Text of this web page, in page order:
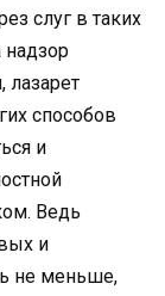
слуг в таких
надзор
лазарет
способов
и
Ведь
и
не меньше,